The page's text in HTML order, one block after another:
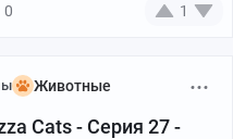
0 1
Животные
Cats - Серия 27 -